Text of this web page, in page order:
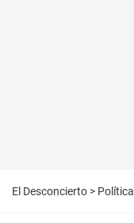
El Desconcierto > Política